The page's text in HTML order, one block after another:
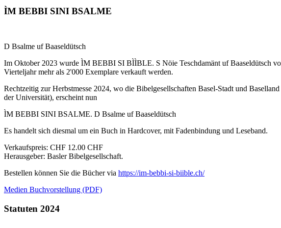
ÌM BEBBI SINI BSALME
D Bsalme uf Baaseldütsch
Im Oktober 2023 wurde ÌM BEBBI SI BÌÌBLE. S Nöie Teschdamänt uf Baaseldütsch
Vierteljahr mehr als 2'000 Exemplare verkauft werden.
Rechtzeitig zur Herbstmesse 2024, wo die Bibelgesellschaften Basel-Stadt und
der Universität), erscheint nun
ÌM BEBBI SINI BSALME. D Bsalme uf Baaseldütsch
Es handelt sich diesmal um ein Buch in Hardcover, mit Fadenbindung und Leseband.
Verkaufspreis: CHF 12.00 CHF
Herausgeber: Basler Bibelgesellschaft.
Bestellen können Sie die Bücher via https://im-bebbi-si-biible.ch/
Medien Buchvorstellung (PDF)
Statuten 2024